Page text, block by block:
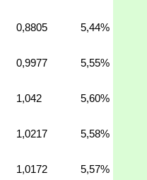
0,8805 5,44%
0,9977 5,55%
1,042 5,60%
1,0217 5,58%
1,0172 5,57%